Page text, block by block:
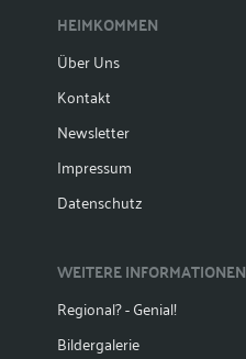
HEIMKOMMEN
Über Uns
Kontakt
Newsletter
Impressum
Datenschutz
WEITERE INFORMATIONEN
Regional? - Genial!
Bildergalerie